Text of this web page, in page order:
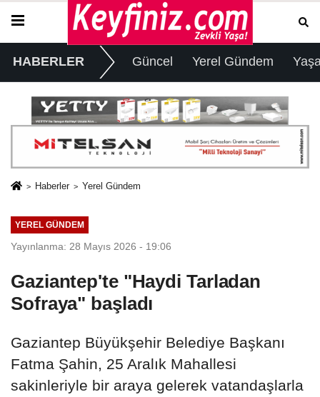
HABERLER Güncel Yerel Gündem
Haberler Yerel Gündem
YEREL GÜNDEM
Yayınlanma: 28 Mayıs 2026 - 19:06
Gaziantep'te "Haydi Tarladan
Sofraya" başladı
Gaziantep Büyükşehir Belediye Başkanı
Fatma Şahin, 25 Aralık Mahallesi
sakinleriyle bir araya gelerek vatandaşlarla